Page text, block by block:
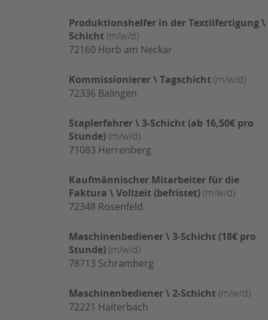
Produktionshelfer in der Textilfertigung \
Schicht (m/w/d)
72160 Horb am Neckar
Kommissionierer \ Tagschicht(m/w/d)
72336 Balingen
Staplerfahrer \ 3-Schicht (ab 16,50€ pro
Stunde)(m/w/d)
71083 Herrenberg
Kaufmännischer Mitarbeiter für die
Faktura \ Vollzeit (befristet)(m/w/d)
72348 Rosenfeld
Maschinenbediener \ 3-Schicht (18€ pro
Stunde)(m/w/d)
78713 Schramberg
Maschinenbediener \ 2-Schicht (m/w/d)
72221 Haiterbach